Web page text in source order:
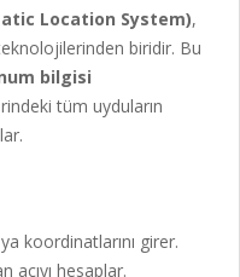
Location System),
biridir. Bu
bilgisi
tüm uyduların
koordinatlarını girer.
açıyı hesaplar.